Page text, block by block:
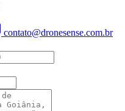
contato@dronesense.com.br